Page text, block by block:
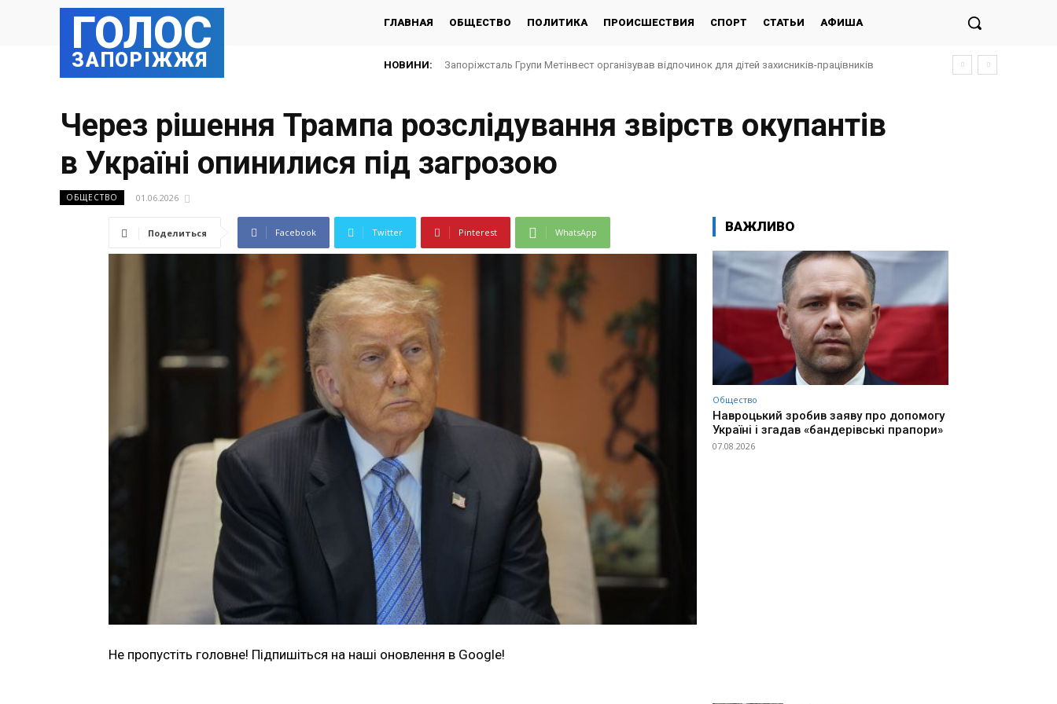
ГОЛОС
ЗАПОРІЖЖЯ
ГЛАВНАЯ ОБЩЕСТВО ПОЛИТИКА ПРОИСШЕСТВИЯ СПОРТ СТАТЬИ АФИША
НОВИНИ: Запоріжсталь Групи Метінвест організував відпочинок для дітей захисників-працівників
Через рішення Трампа розслідування звірств окупантів
в Україні опинилися під загрозою
ОБЩЕСТВО 01.06.2026
Поделиться Facebook Twitter Pinterest WhatsApp
Не пропустіть головне! Підпишіться на наші оновлення в Google!
ВАЖЛИВО
Общество
Навроцький зробив заяву про допомогу
Україні і згадав «бандерівські прапори»
07.08.2026